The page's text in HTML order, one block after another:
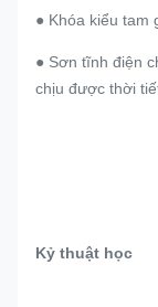
● Khóa kiểu tam
● Sơn tĩnh điện
chịu được thời
Kỷ thuật học